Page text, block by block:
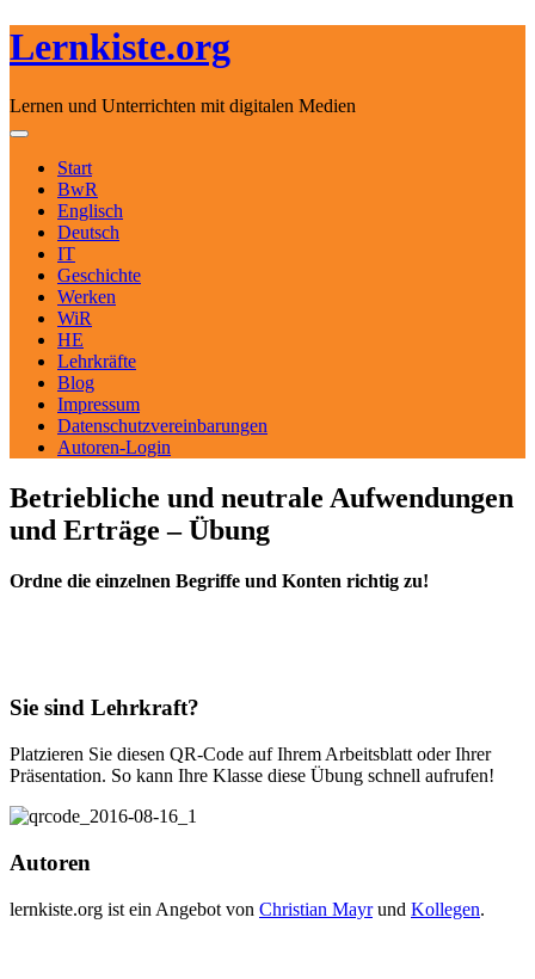
Lernkiste.org
Lernen und Unterrichten mit digitalen Medien
Skip to content
Toggle navigation
Start
BwR
Englisch
Deutsch
IT
Geschichte
Werken
WiR
HE
Lehrkräfte
Blog
Impressum
Datenschutzvereinbarungen
Autoren-Login
Betriebliche und neutrale Aufwendungen
und Erträge – Übung
Ordne die einzelnen Begriffe und Konten richtig zu!
Sie sind Lehrkraft?
Platzieren Sie diesen QR-Code auf Ihrem Arbeitsblatt oder Ihrer
Präsentation. So kann Ihre Klasse diese Übung schnell aufrufen!
Autoren
lernkiste.org ist ein Angebot von Christian Mayrund Kollegen.